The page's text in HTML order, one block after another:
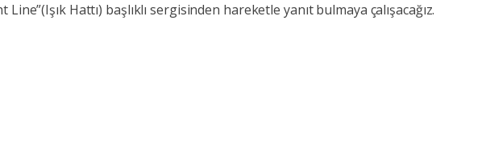
Hattı) başlıklı sergisinden hareketle yanıt bulmaya çalışacağız.